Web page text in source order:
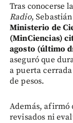
Tras conocerse
Radio,
Ministerio de
(MinCiencias)
agosto (último
aseguró que
a puerta
de pesos.
Además, afirmó
revisados ni